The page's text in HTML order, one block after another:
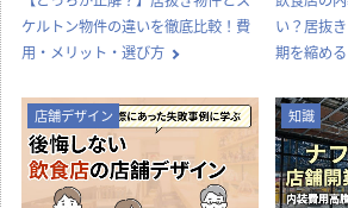
ケルトン物件の違いを徹底比較！費
用・メリット・選び方
い？居抜
期を縮め
店舗デザイン 知識